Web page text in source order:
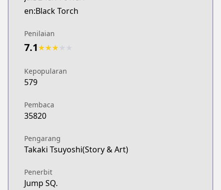
en:Black Torch
Penilaian
7.1★★★
Kepopularan
579
Pembaca
35820
Pengarang
Takaki Tsuyoshi(Story & Art)
Penerbit
Jump SQ.